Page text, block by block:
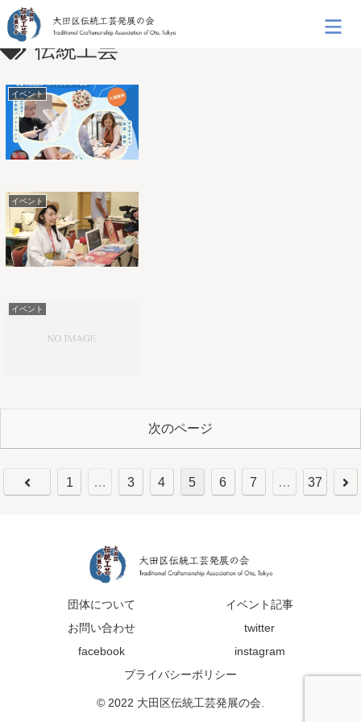
伝統工芸
イベント
イベント
イベント
次のページ
1 … 3 4 5 6 7 … 37
団体について
イベント記事
お問い合わせ
twitter
facebook
instagram
プライバシーポリシー
© 2022 大田区伝統工芸発展の会.